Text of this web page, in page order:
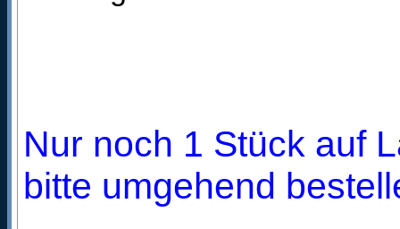
Nur noch 1 Stück auf
bitte umgehend